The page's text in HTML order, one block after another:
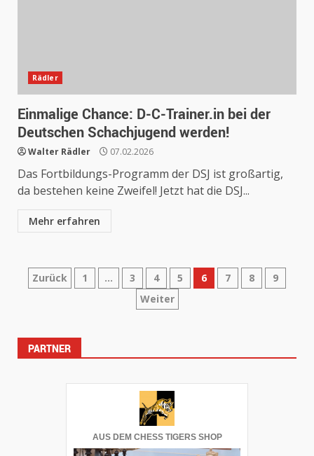
Rädler
Einmalige Chance: D-C-Trainer.in bei der
Deutschen Schachjugend werden!
Walter Rädler 07.02.2026
Das Fortbildungs-Programm der DSJ ist großartig,
da bestehen keine Zweifel! Jetzt hat die DSJ...
Mehr erfahren
Seitennummerierung
Beiträge
Zurück 1 … 3 4 5 6 7 8
9
Weiter
PARTNER
AUS DEM CHESS TIGERS SHOP